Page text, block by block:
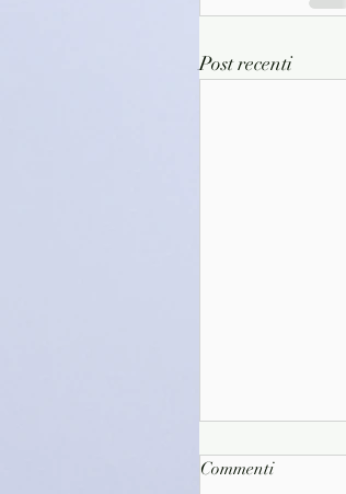
Post recenti
Commenti